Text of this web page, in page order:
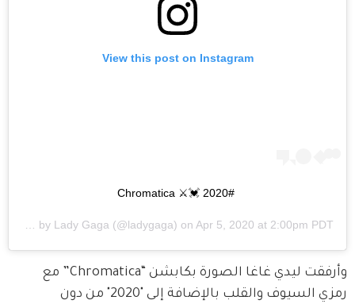
View this post on Instagram
#Chromatica ⚔️💓 2020
Lady Gaga (@ladygaga) on Apr 5, 2020 at 2:00pm PDT
وأرفقت ليدي غاغا الصورة بكابشن “Chromatica” مع
رمزي السيوف والقلب بالإضافة إلى "2020" من دون